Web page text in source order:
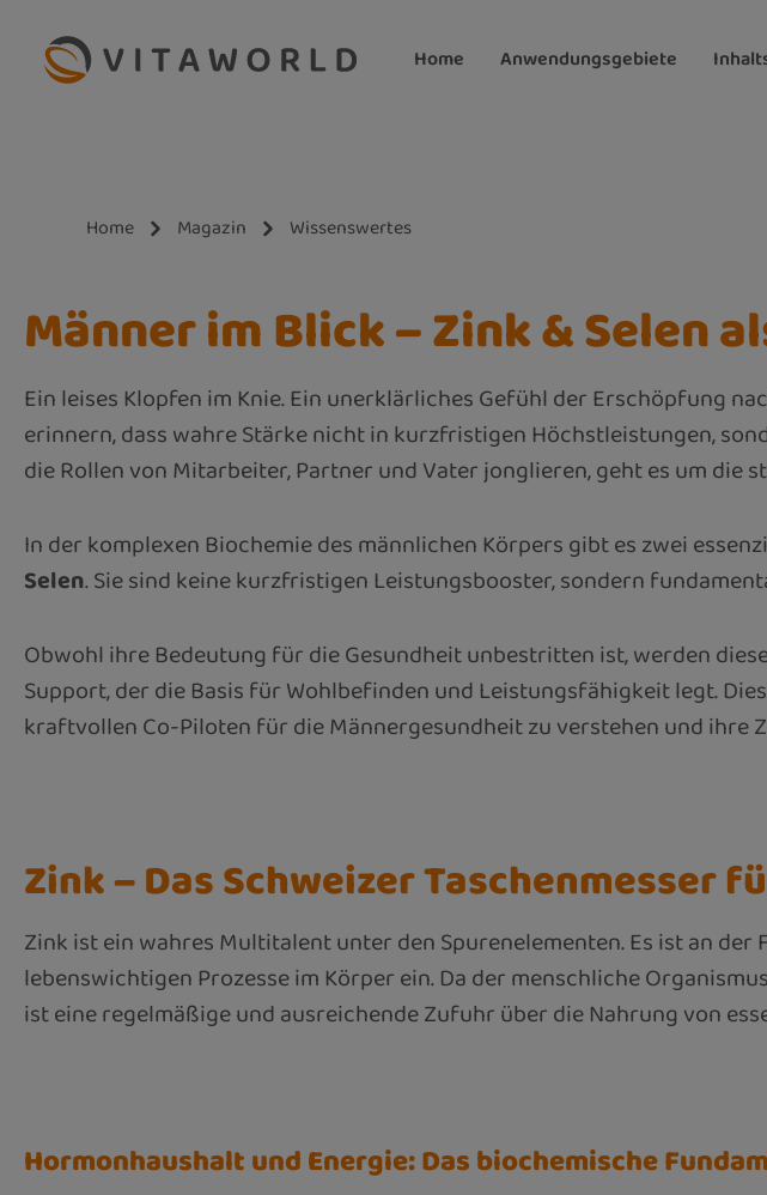
Hauptinhalt springen
Zur Suche springen
Zur Hauptnavigation springen
Home Anwendungsgebiete
Home Magazin Wissenswertes
Männer im Blick – Zink & Selen
Ein leises Klopfen im Knie. Ein unerklärliches Gefühl der Erschöpfung
erinnern, dass wahre Stärke nicht in kurzfristigen Höchstleistungen,
die Rollen von Mitarbeiter, Partner und Vater jonglieren, geht es um die
In der komplexen Biochemie des männlichen Körpers gibt es zwei
Selen. Sie sind keine kurzfristigen Leistungsbooster, sondern
Obwohl ihre Bedeutung für die Gesundheit unbestritten ist, werden
Support, der die Basis für Wohlbefinden und Leistungsfähigkeit legt.
kraftvollen Co-Piloten für die Männergesundheit zu verstehen und ihre
Zink – Das Schweizer Taschenmesser
Zink ist ein wahres Multitalent unter den Spurenelementen. Es ist an
lebenswichtigen Prozesse im Körper ein. Da der menschliche
ist eine regelmäßige und ausreichende Zufuhr über die Nahrung von
Hormonhaushalt und Energie: Das biochemische